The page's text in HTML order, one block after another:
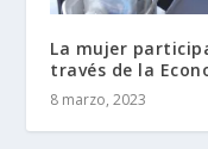
La mujer
través de la
8 marzo, 2023